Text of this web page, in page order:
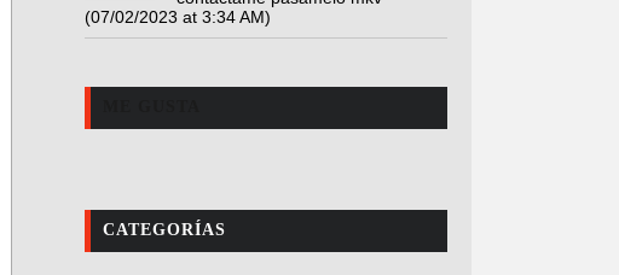
(07/02/2023 at 3:34 AM)
CATEGORÍAS